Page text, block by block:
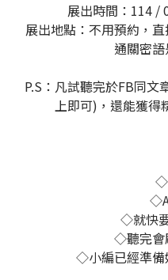
展出時間：114 /
展出地點：不用預約，
通關密
P.S：凡試聽完於FB同
上即可)，還能獲得
◇就快
◇聽完會
◇小編已經準備